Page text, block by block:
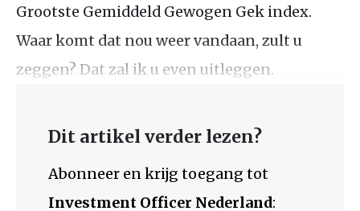
Grootste Gemiddeld Gewogen Gek index.
Waar komt dat nou weer vandaan, zult u
zeggen? Dat zal ik u even uitleggen.
Dit artikel verder lezen?
Abonneer en krijg toegang tot
Investment Officer Nederland: